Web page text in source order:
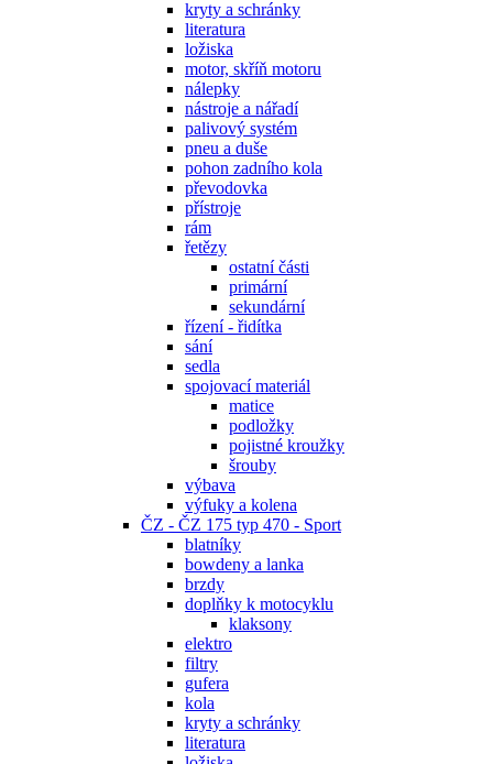
kryty a schránky
literatura
ložiska
motor, skříň motoru
nálepky
nástroje a nářadí
palivový systém
pneu a duše
pohon zadního kola
převodovka
přístroje
rám
řetězy
ostatní části
primární
sekundární
řízení - řidítka
sání
sedla
spojovací materiál
matice
podložky
pojistné kroužky
šrouby
výbava
výfuky a kolena
ČZ - ČZ 175 typ 470 - Sport
blatníky
bowdeny a lanka
brzdy
doplňky k motocyklu
klaksony
elektro
filtry
gufera
kola
kryty a schránky
literatura